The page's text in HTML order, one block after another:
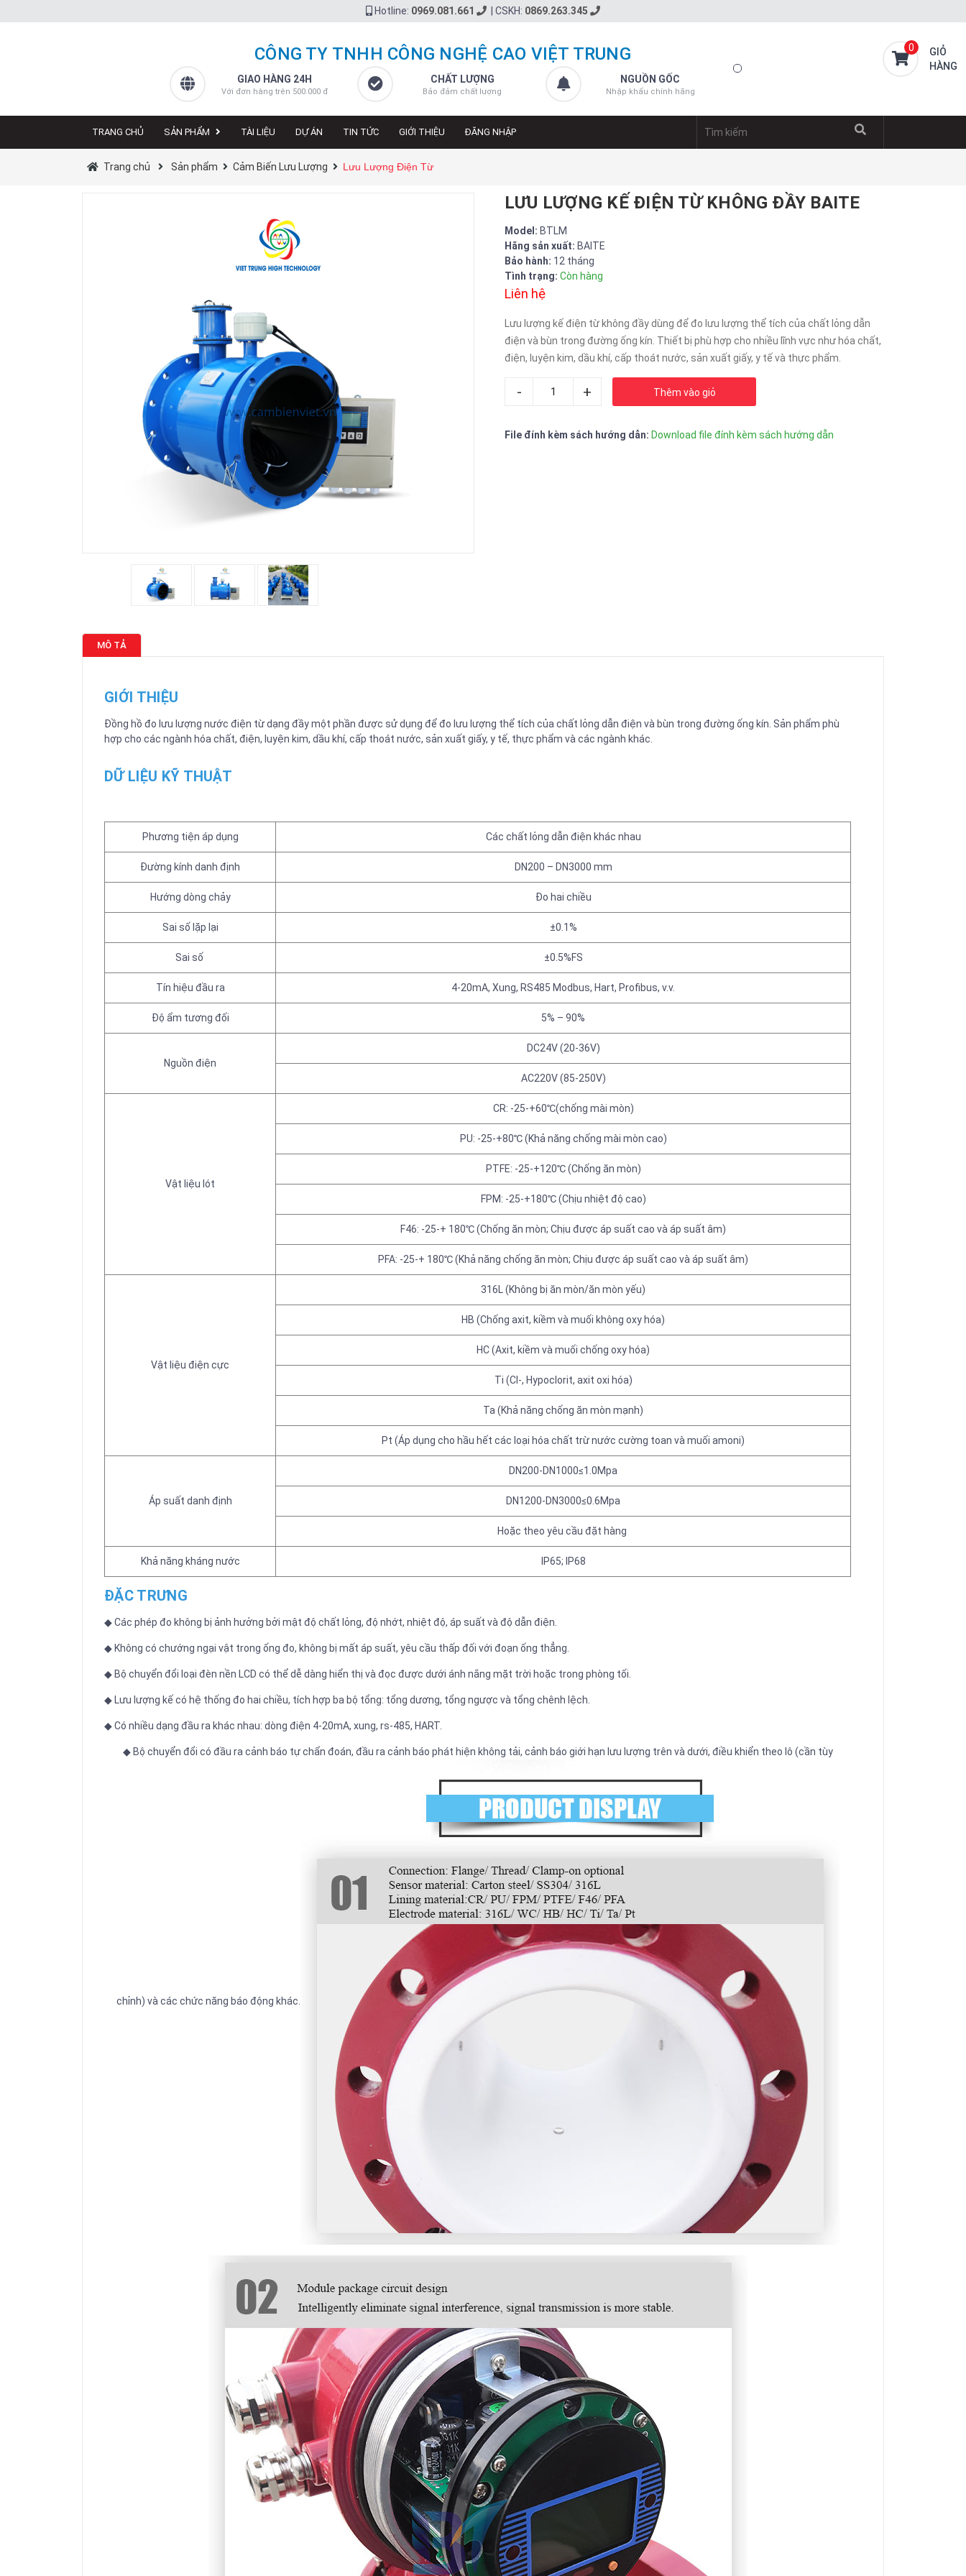
Hotline: 0969.081.661 CSKH: 0869.263.345
CÔNG TY TNHH CÔNG NGHỆ CAO VIỆT TRUNG
GIAO HÀNG 24H
Với đơn hàng trên 500.000 đ
CHẤT LƯỢNG
Bảo đảm chất lượng
NGUỒN GỐC
Nhập khẩu chính hãng
0
GIỎ
HÀNG
TRANG CHỦ SẢN PHẨM TÀI LIỆU DỰ ÁN TIN TỨC GIỚI THIỆU ĐĂNG NHẬP
Trang chủ Sản phẩm Cảm Biến Lưu Lượng Lưu Lượng Điện Từ
LƯU LƯỢNG KẾ ĐIỆN TỪ KHÔNG ĐẦY BAITE
Model: BTLM
Hãng sản xuất: BAITE
Bảo hành: 12 tháng
Tình trạng: Còn hàng
Liên hệ
Lưu lượng kế điện từ không đầy dùng để đo lưu lượng thể tích của chất lỏng dẫn
điện và bùn trong đường ống kín. Thiết bị phù hợp cho nhiều lĩnh vực như hóa chất,
điện, luyện kim, dầu khí, cấp thoát nước, sản xuất giấy, y tế và thực phẩm.
- + Thêm vào giỏ
File đính kèm sách hướng dẫn: Download file đính kèm sách hướng dẫn
MÔ TẢ
GIỚI THIỆU
Đồng hồ đo lưu lượng nước điện từ dạng đầy một phần được sử dụng để đo lưu lượng thể tích của chất lỏng dẫn điện và bùn trong đường ống kín. Sản phẩm phù
hợp cho các ngành hóa chất, điện, luyện kim, dầu khí, cấp thoát nước, sản xuất giấy, y tế, thực phẩm và các ngành khác.
DỮ LIỆU KỸ THUẬT
Phương tiện áp dụng Các chất lỏng dẫn điện khác nhau
Đường kính danh định DN200 – DN3000 mm
Hướng dòng chảy Đo hai chiều
Sai số lặp lại ±0.1%
Sai số ±0.5%FS
Tín hiệu đầu ra 4-20mA, Xung, RS485 Modbus, Hart, Profibus, v.v.
Độ ẩm tương đối 5% – 90%
Nguồn điện
DC24V (20-36V)
AC220V (85-250V)
Vật liệu lót
CR: -25-+60℃(chống mài mòn)
PU: -25-+80℃ (Khả năng chống mài mòn cao)
PTFE: -25-+120℃ (Chống ăn mòn)
FPM: -25-+180℃ (Chịu nhiệt độ cao)
F46: -25-+ 180℃ (Chống ăn mòn; Chịu được áp suất cao và áp suất âm)
PFA: -25-+ 180℃ (Khả năng chống ăn mòn; Chịu được áp suất cao và áp suất âm)
Vật liệu điện cực
316L (Không bị ăn mòn/ăn mòn yếu)
HB (Chống axit, kiềm và muối không oxy hóa)
HC (Axit, kiềm và muối chống oxy hóa)
Ti (Cl-, Hypoclorit, axit oxi hóa)
Ta (Khả năng chống ăn mòn mạnh)
Pt (Áp dụng cho hầu hết các loại hóa chất trừ nước cường toan và muối amoni)
Áp suất danh định
DN200-DN1000≤1.0Mpa
DN1200-DN3000≤0.6Mpa
Hoặc theo yêu cầu đặt hàng
Khả năng kháng nước IP65; IP68
ĐẶC TRƯNG
◆ Các phép đo không bị ảnh hưởng bởi mật độ chất lỏng, độ nhớt, nhiệt độ, áp suất và độ dẫn điện.
◆ Không có chướng ngại vật trong ống đo, không bị mất áp suất, yêu cầu thấp đối với đoạn ống thẳng.
◆ Bộ chuyển đổi loại đèn nền LCD có thể dễ dàng hiển thị và đọc được dưới ánh nắng mặt trời hoặc trong phòng tối.
◆ Lưu lượng kế có hệ thống đo hai chiều, tích hợp ba bộ tổng: tổng dương, tổng ngược và tổng chênh lệch.
◆ Có nhiều dạng đầu ra khác nhau: dòng điện 4-20mA, xung, rs-485, HART.
◆ Bộ chuyển đổi có đầu ra cảnh báo tự chẩn đoán, đầu ra cảnh báo phát hiện không tải, cảnh báo giới hạn lưu lượng trên và dưới, điều khiển theo lô (cần tùy
chỉnh) và các chức năng báo động khác.